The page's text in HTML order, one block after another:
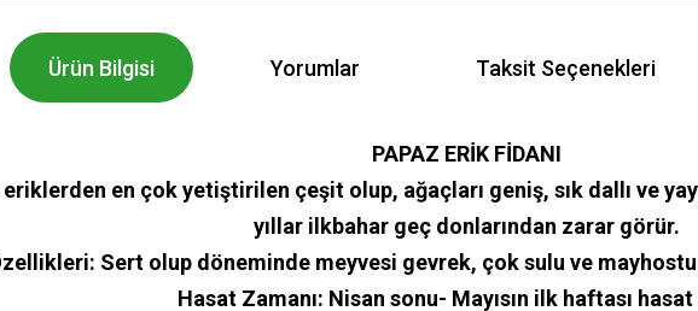
Ürün Bilgisi Yorumlar Taksit Seçenekleri
PAPAZ ERİK FİDANI
en çok yetiştirilen çeşit olup, ağaçları geniş, sık dallı ve
yıllar ilkbahar geç donlarından zarar görür.
Sert olup döneminde meyvesi gevrek, çok sulu ve
Hasat Zamanı: Nisan sonu- Mayısın ilk haftası